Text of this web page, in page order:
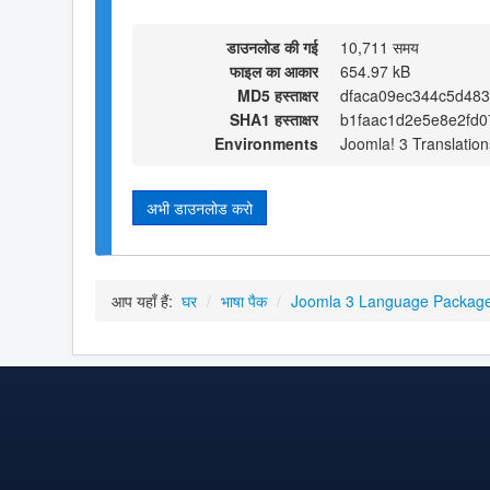
डाउनलोड की गई
10,711 समय
फाइल का आकार
654.97 kB
MD5 हस्ताक्षर
SHA1 हस्ताक्षर
Environments
Joomla! 3
अभी डाउनलोड करो
आप यहाँ हैं: घर / भाषा पैक / Joomla 3 Language